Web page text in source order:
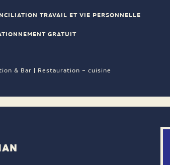
TRAVAIL ET VIE PERSONNELLE
GRATUIT
& Bar | Restauration – cuisine